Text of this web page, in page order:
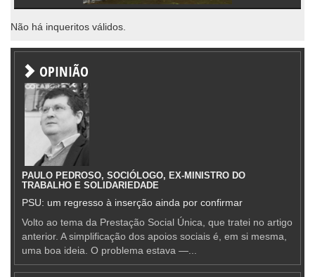
Não há inqueritos válidos.
OPINIÃO
PAULO PEDROSO, SOCIÓLOGO, EX-MINISTRO DO
TRABALHO E SOLIDARIEDADE
PSU: um regresso à inserção ainda por confirmar
Volto ao tema da Prestação Social Única, que tratei no artigo
anterior. A simplificação dos apoios sociais é, em si mesma,
uma boa ideia. O problema estava —...